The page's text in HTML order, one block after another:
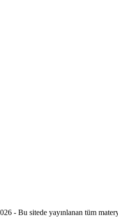
- Bu sitede yayınlanan tüm